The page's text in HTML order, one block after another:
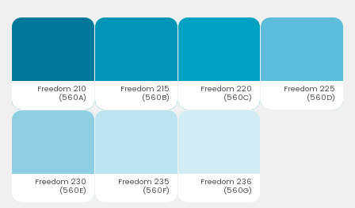
Freedom 210
(560A)
Freedom 215
(560B)
Freedom 220
(560C)
Freedom 225
(560D)
Freedom 230
(560E)
Freedom 235
(560F)
Freedom 236
(560G)